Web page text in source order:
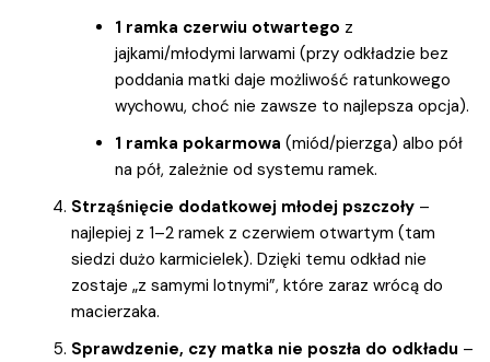
1 ramka czerwiu otwartego z
jajkami/młodymi larwami (przy odkładzie bez
poddania matki daje możliwość ratunkowego
wychowu, choć nie zawsze to najlepsza opcja).
1 ramka pokarmowa (miód/pierzga) albo pół
na pół, zależnie od systemu ramek.
Strząśnięcie dodatkowej młodej pszczoły –
najlepiej z 1–2 ramek z czerwiem otwartym (tam
siedzi dużo karmicielek). Dzięki temu odkład nie
zostaje „z samymi lotnymi”, które zaraz wrócą do
macierzaka.
Sprawdzenie, czy matka nie poszła do odkładu –